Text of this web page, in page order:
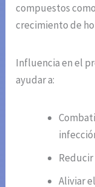
compuestos
crecimiento de
Influencia en el
ayudar a:
Aliviar